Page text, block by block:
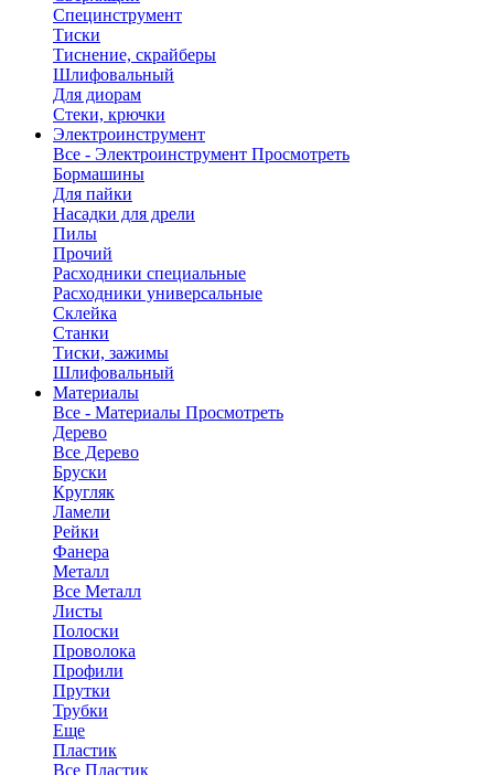
Специнструмент
Тиски
Тиснение, скрайберы
Шлифовальный
Для диорам
Стеки, крючки
Электроинструмент
Все - Электроинструмент Просмотреть
Бормашины
Для пайки
Насадки для дрели
Пилы
Прочий
Расходники специальные
Расходники универсальные
Склейка
Станки
Тиски, зажимы
Шлифовальный
Материалы
Все - Материалы Просмотреть
Дерево
Все Дерево
Бруски
Кругляк
Ламели
Рейки
Фанера
Металл
Все Металл
Листы
Полоски
Проволока
Профили
Прутки
Трубки
Еще
Пластик
Все Пластик